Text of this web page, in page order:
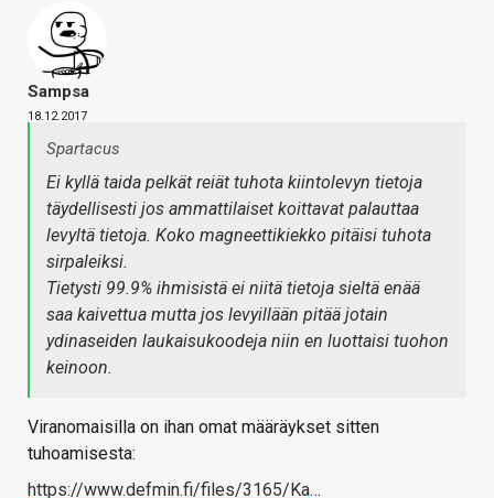
Sampsa
18.12.2017
Spartacus
Ei kyllä taida pelkät reiät tuhota kiintolevyn tietoja
täydellisesti jos ammattilaiset koittavat palauttaa
levyltä tietoja. Koko magneettikiekko pitäisi tuhota
sirpaleiksi.
Tietysti 99.9% ihmisistä ei niitä tietoja sieltä enää
saa kaivettua mutta jos levyillään pitää jotain
ydinaseiden laukaisukoodeja niin en luottaisi tuohon
keinoon.
Viranomaisilla on ihan omat määräykset sitten
tuhoamisesta:
https://www.defmin.fi/files/3165/Ka…